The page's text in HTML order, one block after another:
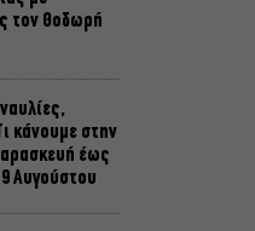
τον Θοδωρή
κάνουμε στην
έως
Αυγούστου